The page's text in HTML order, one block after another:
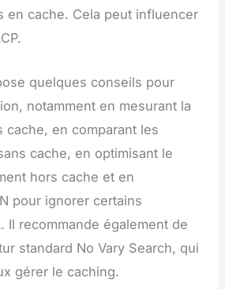
en cache. Cela peut influencer
quelques conseils pour
notamment en mesurant la
cache, en comparant les
cache, en optimisant le
hors cache et en
pour ignorer certains
Il recommande également de
standard No Vary Search, qui
gérer le caching.